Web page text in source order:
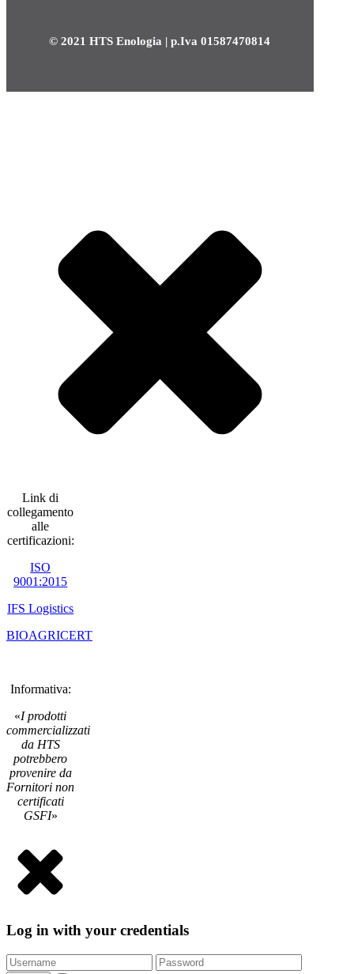
© 2021 HTS Enologia | p.Iva 01587470814
Link di
collegamento
alle
certificazioni:
ISO
9001:2015
IFS Logistics
BIOAGRICERT
Informativa:
«I prodotti
commercializzati
da HTS
potrebbero
provenire da
Fornitori non
certificati
GSFI»
Log in with your credentials